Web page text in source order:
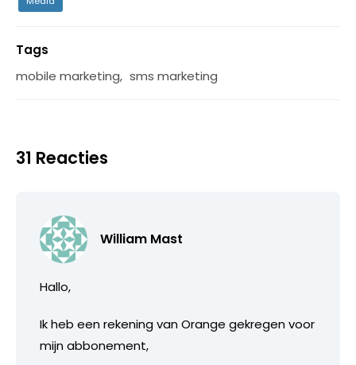
Tags
mobile marketing, sms marketing
31 Reacties
William Mast
Hallo,
Ik heb een rekening van Orange gekregen voor
mijn abbonement,